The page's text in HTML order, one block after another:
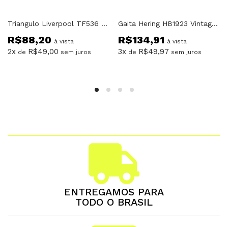
Triangulo Liverpool TF536 Cromado
R$88,20 à vista
2x de R$49,00 sem juros
Gaita Hering HB1923 Vintage Harp Corpo Madeira
R$134,91 à vista
3x de R$49,97 sem juros
ENTREGAMOS PARA
TODO O BRASIL